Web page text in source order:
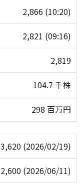
2,866 (10:20)
2,821 (09:16)
2,819
104.7 千株
298 百万円
3,620 (2026/02/19)
2,600 (2026/06/11)